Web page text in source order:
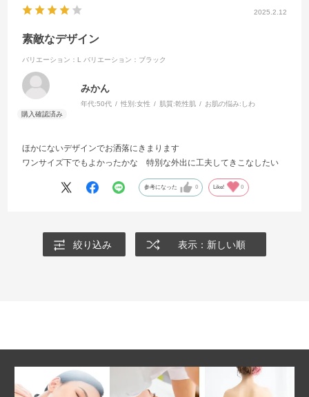
2025.2.12
素敵なデザイン
バリエーション：L バリエーション：ブラック
みかん
年代:50代 性別:女性 肌質:乾性肌 お肌の悩み: しわ
ほかにないデザインでお洒落にきまります
ワンサイズ下でもよかったかな 特別な外出に工夫してきこなしたい
参考になった 0 Like! 0
絞り込み 表示：新しい順